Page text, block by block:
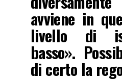
avviene in
livello di
basso».
di certo la